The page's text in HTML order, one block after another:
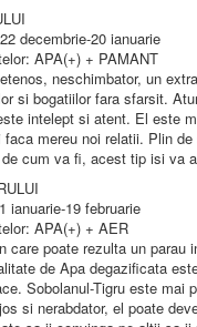
decembrie-20 ianuarie
APA(+) + PAMANT
neschimbator, un
si bogatiilor fara sfarsit.
intelept si atent. El este
mereu noi relatii. Plin
cum va fi, acest tip isi va
ianuarie-19 februarie
APA(+) + AER
care poate rezulta un parau
de Apa degazificata
Sobolanul-Tigru este mai
si nerabdator, el poate